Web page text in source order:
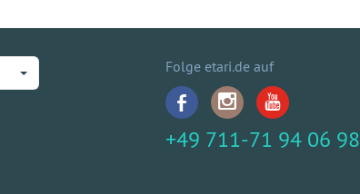
Folge etari.de auf
+49 711-71 94 06 98